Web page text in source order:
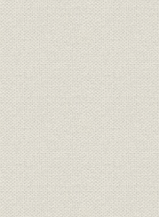
役員
組織
関係会社;事業所
財務・業績